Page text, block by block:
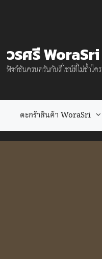
วรศรี WoraSri
ฟังก์ชันครบครันกับดีไซน์ที่ไม่ซ้ำใคร
ตะกร้าสินค้า WoraSri